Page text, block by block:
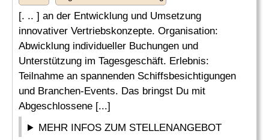
[. .. ] an der Entwicklung und Umsetzung
innovativer Vertriebskonzepte. Organisation:
Abwicklung individueller Buchungen und
Unterstützung im Tagesgeschäft. Erlebnis:
Teilnahme an spannenden Schiffsbesichtigungen
und Branchen-Events. Das bringst Du mit
Abgeschlossene [...]
MEHR INFOS ZUM STELLENANGEBOT